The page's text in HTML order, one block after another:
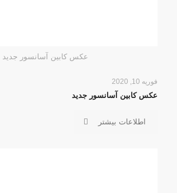
عکس کابین آسانسور جدید
فوریه 10, 2020
عکس کابین آسانسور جدید
اطلاعات بیشتر